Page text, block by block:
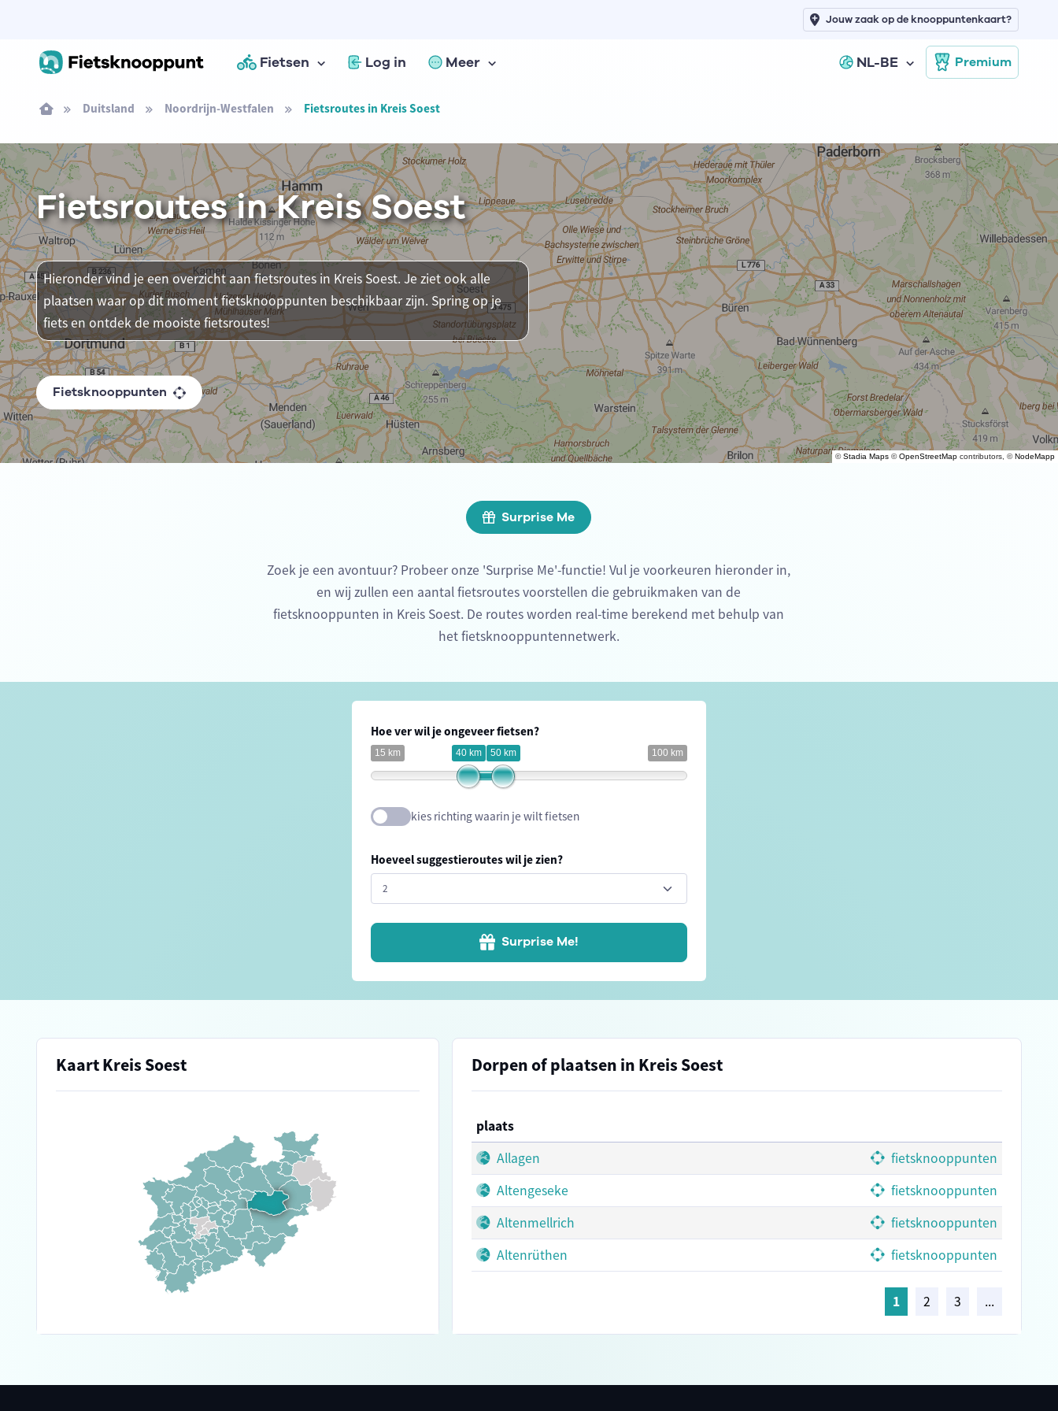
Fietsen Log in Meer NL-BE Premium
Jouw zaak op de knooppuntenkaart?
Duitsland Noordrijn-Westfalen Fietsroutes in Kreis Soest
©Stadia Maps ©OpenStreetMap contributors, ©NodeMapp
Fietsroutes in Kreis Soest
Hieronder vind je een overzicht aan fietsroutes in Kreis Soest. Je ziet ook alle
plaatsen waar op dit moment fietsknooppunten beschikbaar zijn. Spring op je
fiets en ontdek de mooiste fietsroutes!
Fietsknooppunten
Surprise Me
Zoek je een avontuur? Probeer onze 'Surprise Me'-functie! Vul je voorkeuren hieronder in,
en wij zullen een aantal fietsroutes voorstellen die gebruikmaken van de
fietsknooppunten in Kreis Soest. De routes worden real-time berekend met behulp van
het fietsknooppuntennetwerk.
Hoe ver wil je ongeveer fietsen?
15 km 100 km
40 km 50 km
kies richting waarin je wilt fietsen
Hoeveel suggestieroutes wil je zien?
Surprise Me!
Kaart Kreis Soest Dorpen of plaatsen in Kreis Soest
plaats
Allagen
fietsknooppunten
Altengeseke
fietsknooppunten
Altenmellrich
fietsknooppunten
Altenrüthen
fietsknooppunten
1 2 3 ...